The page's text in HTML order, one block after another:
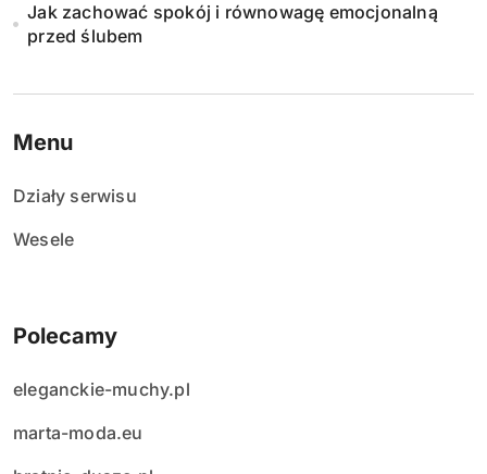
Jak zachować spokój i równowagę emocjonalną
przed ślubem
Menu
Działy serwisu
Wesele
Polecamy
eleganckie-muchy.pl
marta-moda.eu